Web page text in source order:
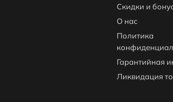
Скидки и
О нас
Политика
Гарантийная
Ликвидация